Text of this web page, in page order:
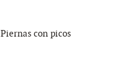
Piernas con picos